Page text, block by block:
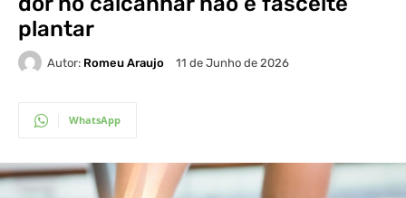
plantar
Autor: Romeu Araujo 11 de Junho de 2026
WhatsApp